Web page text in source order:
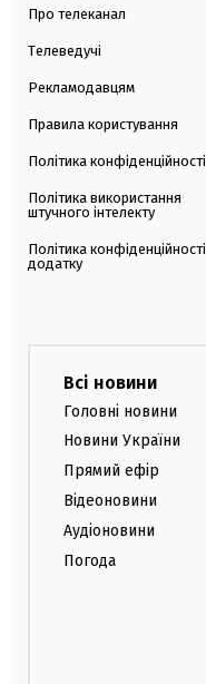
Про телеканал
Телеведучі
Рекламодавцям
Правила користування
Політика конфіденційності
Політика використання
штучного інтелекту
Політика конфіденційності
додатку
Всі новини
Головні новини
Новини України
Прямий ефір
Відеоновини
Аудіоновини
Погода